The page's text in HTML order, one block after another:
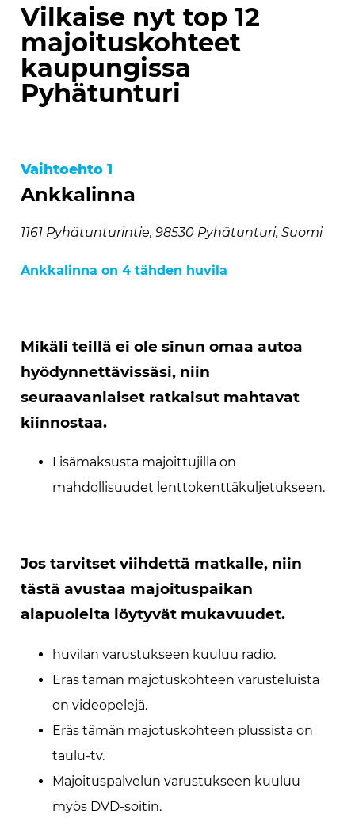
Vilkaise nyt top 12
majoituskohteet
kaupungissa
Pyhätunturi
Vaihtoehto 1
Ankkalinna
1161 Pyhätunturintie, 98530 Pyhätunturi, Suomi
Ankkalinna on 4 tähden huvila
Mikäli teillä ei ole sinun omaa autoa
hyödynnettävissäsi, niin
seuraavanlaiset ratkaisut mahtavat
kiinnostaa.
Lisämaksusta majoittujilla on
mahdollisuudet lenttokenttäkuljetukseen.
Jos tarvitset viihdettä matkalle, niin
tästä avustaa majoituspaikan
alapuolelta löytyvät mukavuudet.
huvilan varustukseen kuuluu radio.
Eräs tämän majotuskohteen varusteluista
on videopelejä.
Eräs tämän majotuskohteen plussista on
taulu-tv.
Majoituspalvelun varustukseen kuuluu
myös DVD-soitin.